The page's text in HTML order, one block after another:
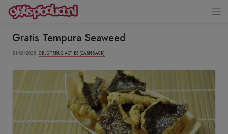
Gratis Tempura Seaweed
21/06/2025 ·GELD TERUG ACTIES (CASHBACK)